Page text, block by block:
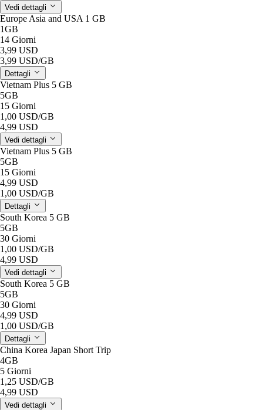
Vedi dettagli
Europe Asia and USA 1 GB
1GB
14 Giorni
3,99 USD
3,99 USD/GB
Dettagli
Vietnam Plus 5 GB
5GB
15 Giorni
1,00 USD/GB
4,99 USD
Vedi dettagli
Vietnam Plus 5 GB
5GB
15 Giorni
4,99 USD
1,00 USD/GB
Dettagli
South Korea 5 GB
5GB
30 Giorni
1,00 USD/GB
4,99 USD
Vedi dettagli
South Korea 5 GB
5GB
30 Giorni
4,99 USD
1,00 USD/GB
Dettagli
China Korea Japan Short Trip
4GB
5 Giorni
1,25 USD/GB
4,99 USD
Vedi dettagli